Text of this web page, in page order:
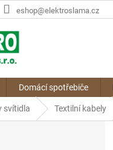
eshop@elektroslama.cz
Domácí spotřebiče
svítidla Textilní kabely